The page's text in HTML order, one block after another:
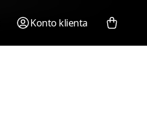
Konto klienta